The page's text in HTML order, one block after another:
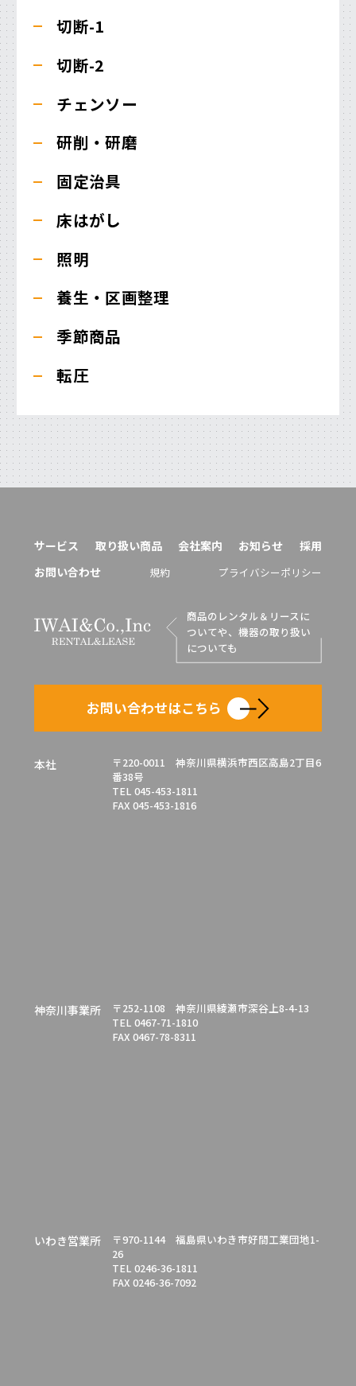
切断-1
切断-2
チェンソー
研削・研磨
固定治具
床はがし
照明
養生・区画整理
季節商品
転圧
サービス 取り扱い商品 会社案内 お知らせ
採用
お問い合わせ
規約 プライバシーポリシー
商品のレンタル＆リースに
ついてや、機器の取り扱い
についても
お問い合わせはこちら
本社
〒220-0011 神奈川県横浜市西区高島2丁目6
番38号
TEL 045-453-1811
FAX 045-453-1816
神奈川事業所
〒252-1108 神奈川県綾瀬市深谷上8-4-13
TEL 0467-71-1810
FAX 0467-78-8311
いわき営業所
〒970-1144 福島県いわき市好間工業団地1-
26
TEL 0246-36-1811
FAX 0246-36-7092